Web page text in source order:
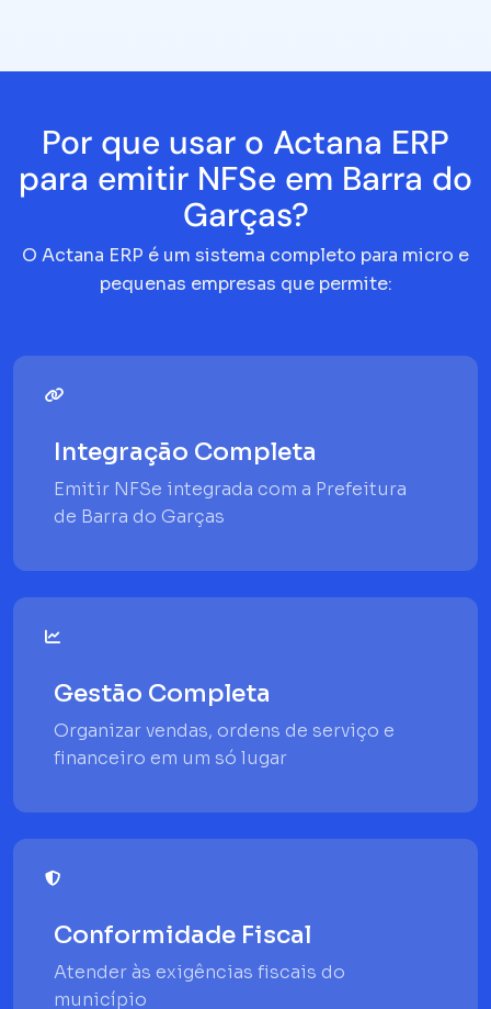
Por que usar o Actana ERP
para emitir NFSe em Barra do
Garças?
O Actana ERP é um sistema completo para micro e
pequenas empresas que permite:
Integração Completa
Emitir NFSe integrada com a Prefeitura
de Barra do Garças
Gestão Completa
Organizar vendas, ordens de serviço e
financeiro em um só lugar
Conformidade Fiscal
Atender às exigências fiscais do
município